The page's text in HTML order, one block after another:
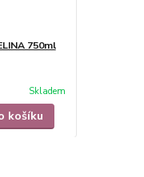
750ml
Skladem
košíku